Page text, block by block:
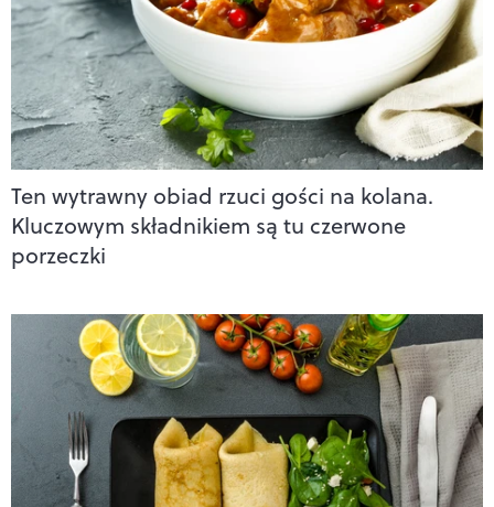
Ten wytrawny obiad rzuci gości na kolana.
Kluczowym składnikiem są tu czerwone
porzeczki